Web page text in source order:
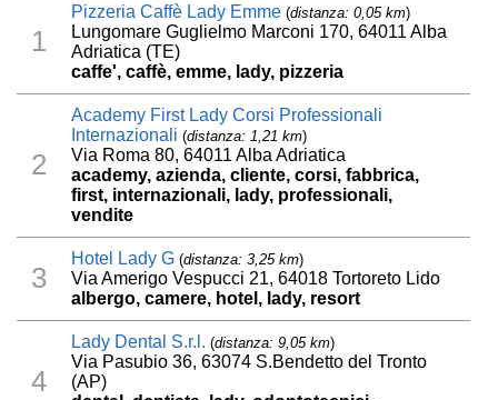
1
Pizzeria Caffè Lady Emme (distanza: 0,05 km)
Lungomare Guglielmo Marconi 170, 64011 Alba
Adriatica (TE)
caffe', caffè, emme, lady, pizzeria
2
Academy First Lady Corsi Professionali
Internazionali (distanza: 1,21 km)
Via Roma 80, 64011 Alba Adriatica
academy, azienda, cliente, corsi, fabbrica,
first, internazionali, lady, professionali,
vendite
3
Hotel Lady G (distanza: 3,25 km)
Via Amerigo Vespucci 21, 64018 Tortoreto Lido
albergo, camere, hotel, lady, resort
4
Lady Dental S.r.l. (distanza: 9,05 km)
Via Pasubio 36, 63074 S.Bendetto del Tronto
(AP)